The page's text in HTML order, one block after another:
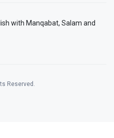
with Manqabat, Salam and
Reserved.